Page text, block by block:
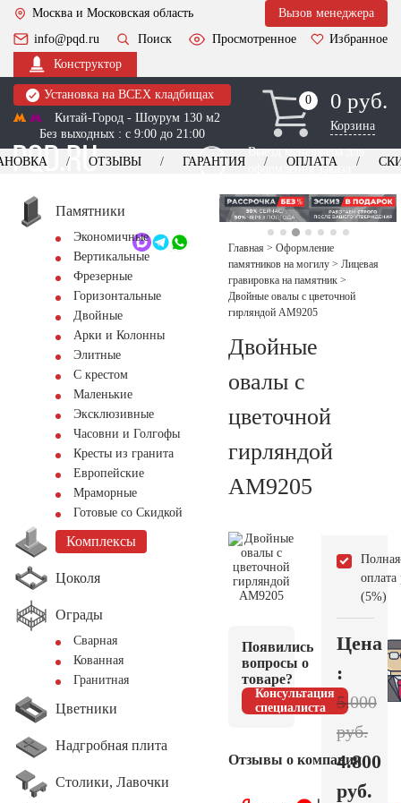
Москва и Московская область
Вызов менеджера
info@pqd.ru
Поиск Просмотренное
Избранное
Конструктор
Установка на ВСЕХ кладбищах
Китай-Город - Шоурум 130 м2
Без выходных : с 9:00 до 21:00
0
0 0 руб.
Корзина
Выезд менеджера для
оформления заказа
+7 (495) 518-44-23
Обратный звонок
ОТЗЫВЫ ГАРАНТИЯ ОПЛАТА
Памятники
Экономичные
Вертикальные
Фрезерные
Горизонтальные
Двойные
Арки и Колонны
Элитные
С крестом
Маленькие
Эксклюзивные
Часовни и Голгофы
Кресты из гранита
Европейские
Мраморные
Готовые со Скидкой
Комплексы
Цоколя
Ограды
Сварная
Кованная
Гранитная
Цветники
Надгробная плита
Столики, Лавочки
Главная > Оформление
памятников на могилу > Лицевая
гравировка на памятник >
Двойные овалы с цветочной
гирляндой AM9205
Двойные
овалы с
цветочной
гирляндой
AM9205
Появились
вопросы о
товаре?
Консультация
специалиста
Отзывы о компании
Полная
оплата
(5%)
Цена
:
5.000
руб.
4.800
руб.